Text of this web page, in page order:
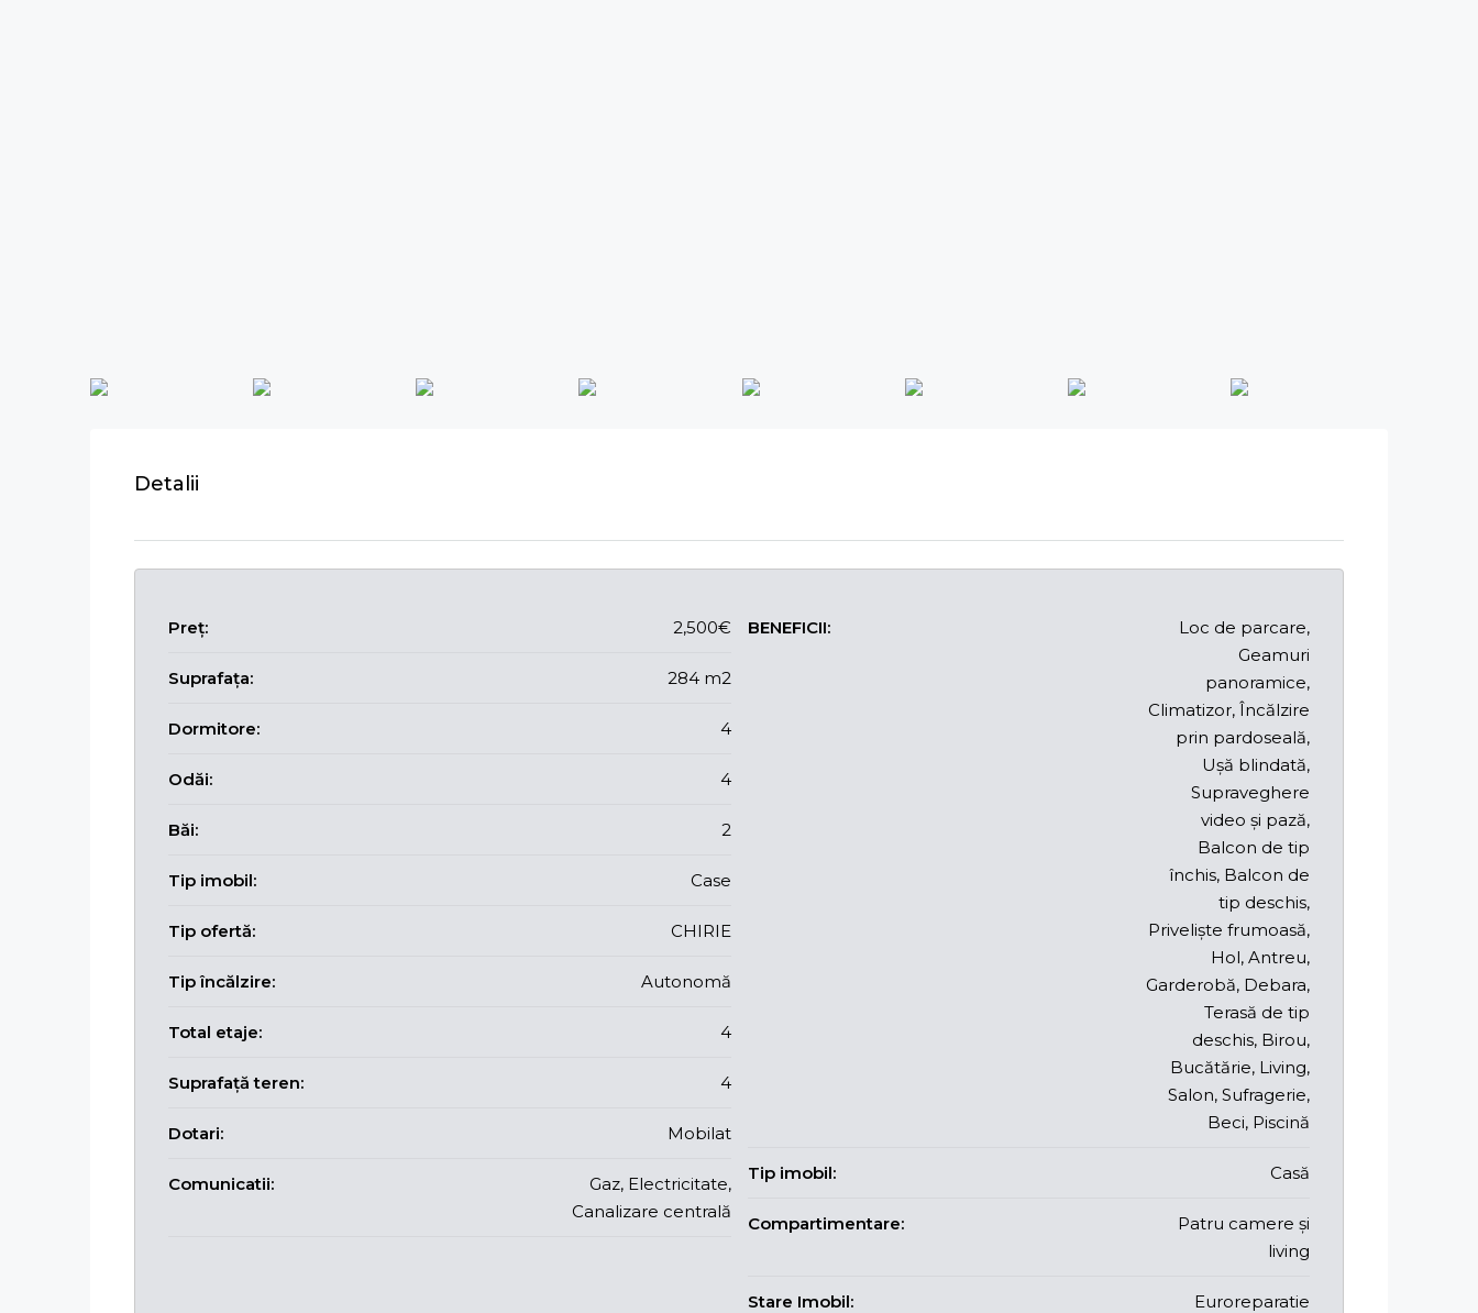
Detalii
Preț: 2,500€
Suprafața: 284 m2
Dormitore: 4
Odăi: 4
Băi: 2
Tip imobil: Case
Tip ofertă: CHIRIE
Tip încălzire: Autonomă
Total etaje: 4
Suprafață teren: 4
Dotari: Mobilat
Comunicatii:
Gaz, Electricitate,
Canalizare centrală
BENEFICII:
Loc de parcare,
Geamuri
panoramice,
Climatizor, Încălzire
prin pardoseală,
Ușă blindată,
Supraveghere
video și pază,
Balcon de tip
închis, Balcon de
tip deschis,
Priveliște frumoasă,
Hol, Antreu,
Garderobă, Debara,
Terasă de tip
deschis, Birou,
Bucătărie, Living,
Salon, Sufragerie,
Beci, Piscină
Tip imobil: Casă
Compartimentare:
Patru camere și
living
Stare Imobil: Euroreparatie